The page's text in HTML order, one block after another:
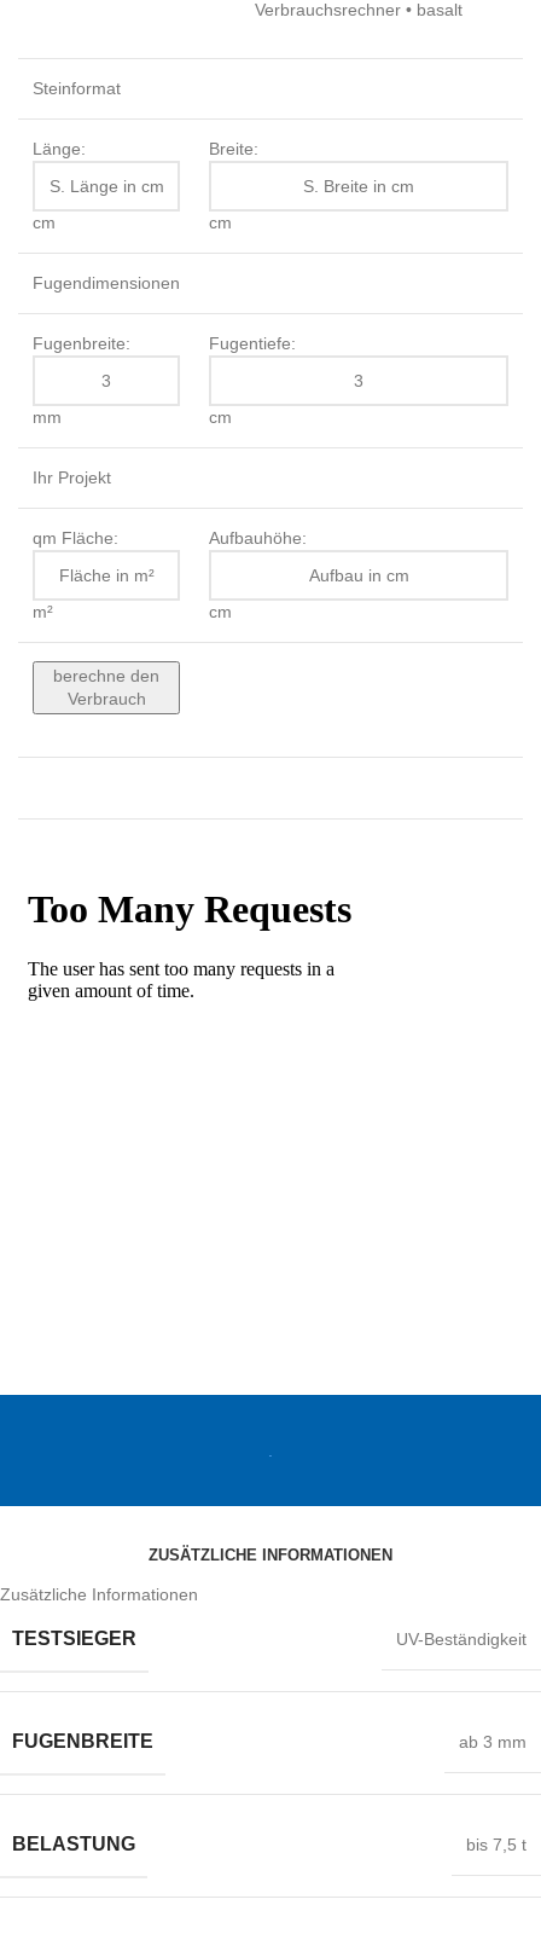
Steinformat
Länge:
cm
Breite:
cm
Fugendimensionen
Fugenbreite:
mm
Fugentiefe:
cm
Ihr Projekt
qm Fläche:
m²
Aufbauhöhe:
cm
berechne den
Verbrauch
ZUSÄTZLICHE INFORMATIONEN
Zusätzliche Informationen
TESTSIEGER UV-Beständigkeit
FUGENBREITE ab 3 mm
BELASTUNG bis 7,5 t